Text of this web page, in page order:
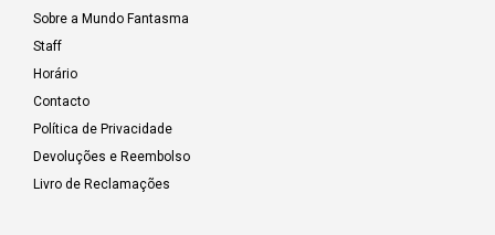
Sobre a Mundo Fantasma
Staff
Horário
Contacto
Política de Privacidade
Devoluções e Reembolso
Livro de Reclamações